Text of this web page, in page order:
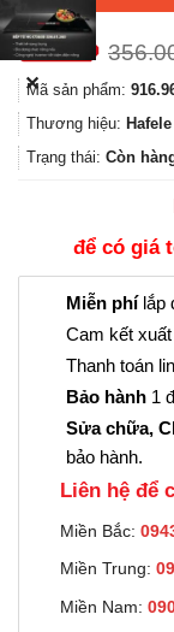
Mã sản phẩm:
Thương hiệu: Hafele
Trạng thái: Còn
để có giá
Miễn phílắp
Cam kết
Thanh toán
Bảo hành 1
Sửa chữa,
bảo hành.
Liên hệ để
Miền Bắc:
Miền Trung:
Miền Nam:
✕